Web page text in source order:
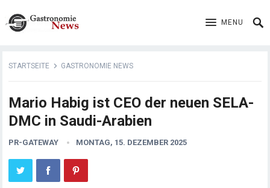
MENU
STARTSEITE GASTRONOMIE NEWS
Mario Habig ist CEO der neuen SELA-
DMC in Saudi-Arabien
PR-GATEWAY MONTAG, 15. DEZEMBER 2025